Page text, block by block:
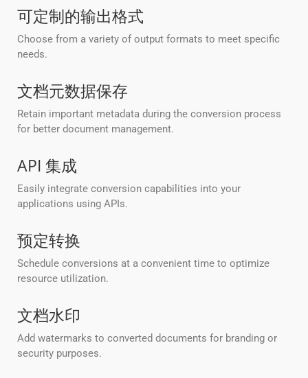
可定制的输出格式
Choose from a variety of output formats to meet specific
needs.
文档元数据保存
Retain important metadata during the conversion process
for better document management.
API 集成
Easily integrate conversion capabilities into your
applications using APIs.
预定转换
Schedule conversions at a convenient time to optimize
resource utilization.
文档水印
Add watermarks to converted documents for branding or
security purposes.